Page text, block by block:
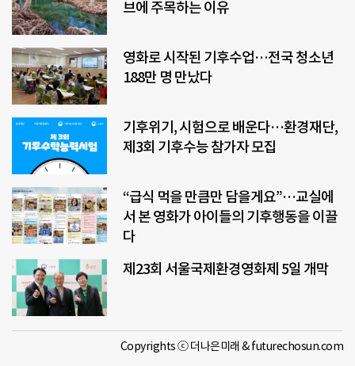
브에 주목하는 이유
영화로 시작된 기후수업…전국 청소년
188만 명 만났다
기후위기, 시험으로 배운다…환경재단,
제3회 기후수능 참가자 모집
“급식 먹을 만큼만 담을게요”…교실에
서 본 영화가 아이들의 기후행동을 이끌
다
제23회 서울국제환경영화제 5일 개막
Copyrights ⓒ 더나은미래 & futurechosun.com